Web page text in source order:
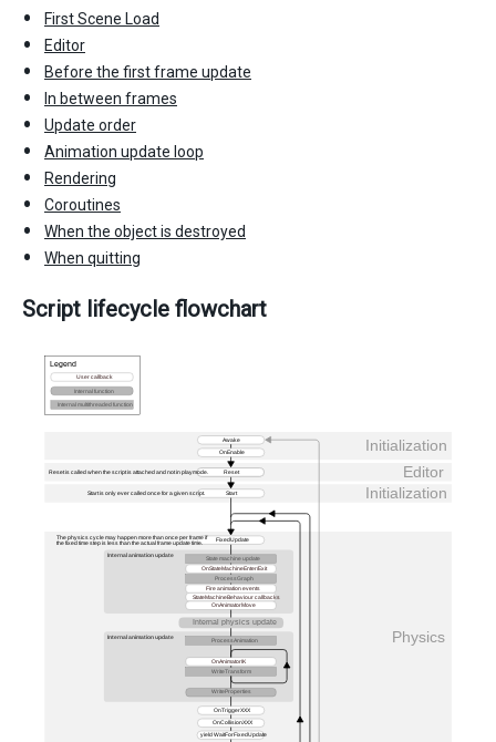
First Scene Load
Editor
Before the first frame update
In between frames
Update order
Animation update loop
Rendering
Coroutines
When the object is destroyed
When quitting
Script lifecycle flowchart